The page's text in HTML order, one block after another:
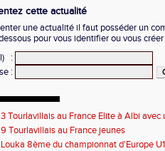
cette actualité
une actualité il faut posséder un
pour vous identifier ou vous
:
:
3 Tourlavillais au France Elite à Albi
Juliette
9 Tourlavillais au France jeunes
Louka 8ème du championnat d'Europe